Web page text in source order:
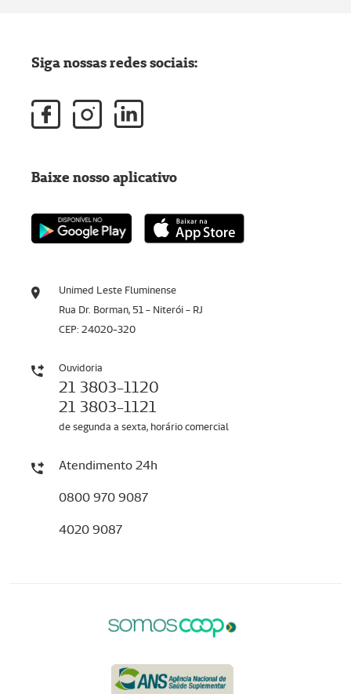
Unimed Leste Fluminense
Rua Dr. Borman, 51 - Niterói - RJ
CEP: 24020-320
Ouvidoria
21 3803-1120
21 3803-1121
de segunda a sexta, horário comercial
Atendimento 24h
0800 970 9087
4020 9087
Siga nossas redes sociais:
Baixe nosso aplicativo